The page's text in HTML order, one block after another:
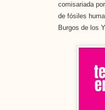
comisariada
de fósiles
Burgos de los